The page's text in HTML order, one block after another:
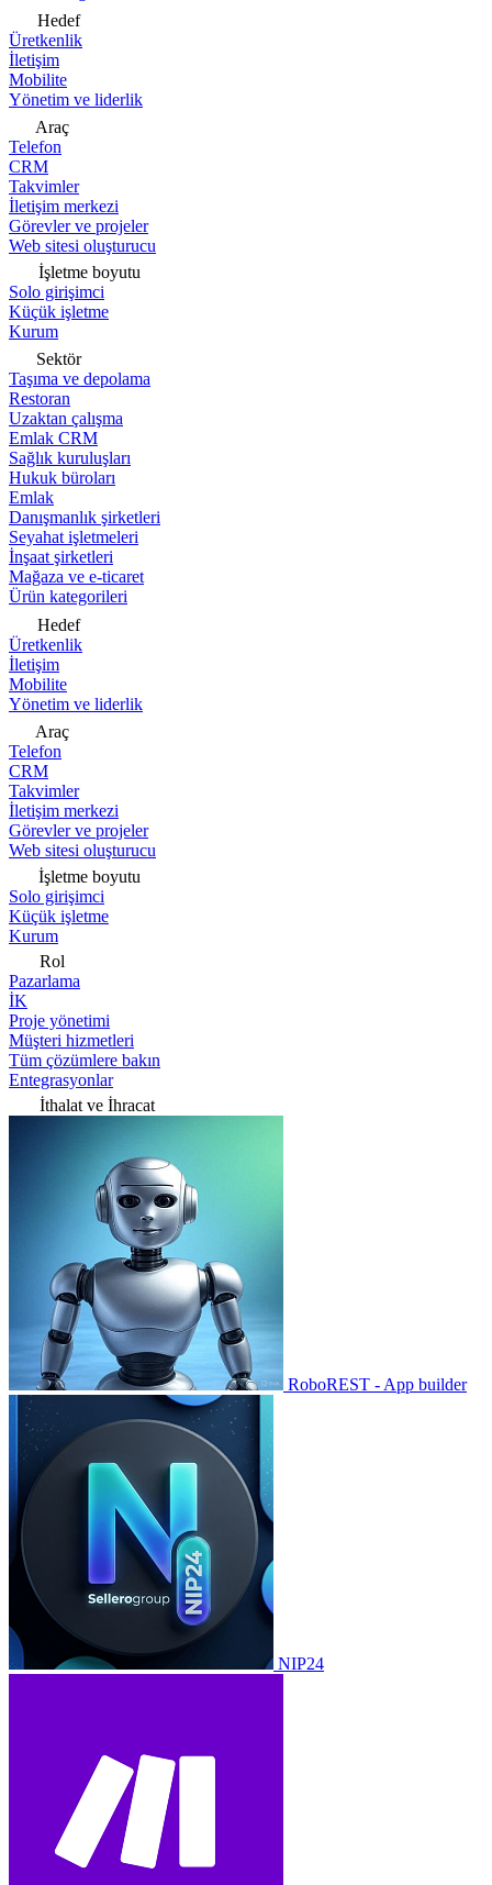
Hedef
Üretkenlik
İletişim
Mobilite
Yönetim ve liderlik
Araç
Telefon
CRM
Takvimler
İletişim merkezi
Görevler ve projeler
Web sitesi oluşturucu
İşletme boyutu
Solo girişimci
Küçük işletme
Kurum
Sektör
Taşıma ve depolama
Restoran
Uzaktan çalışma
Emlak CRM
Sağlık kuruluşları
Hukuk büroları
Emlak
Danışmanlık şirketleri
Seyahat işletmeleri
İnşaat şirketleri
Mağaza ve e-ticaret
Ürün kategorileri
Hedef
Üretkenlik
İletişim
Mobilite
Yönetim ve liderlik
Araç
Telefon
CRM
Takvimler
İletişim merkezi
Görevler ve projeler
Web sitesi oluşturucu
İşletme boyutu
Solo girişimci
Küçük işletme
Kurum
Rol
Pazarlama
İK
Proje yönetimi
Müşteri hizmetleri
Tüm çözümlere bakın
Entegrasyonlar
İthalat ve İhracat
RoboREST - App builder
NIP24